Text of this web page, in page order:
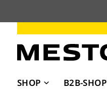
Inhalt
SHOP B2B-SHOP